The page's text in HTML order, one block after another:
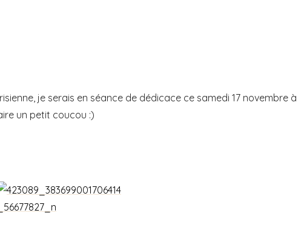
je serais en séance de dédicace ce samedi 17 novembre à
un petit coucou :)